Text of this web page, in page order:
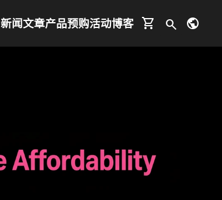
新闻文章产品预购活动博客 shopping_cart search public